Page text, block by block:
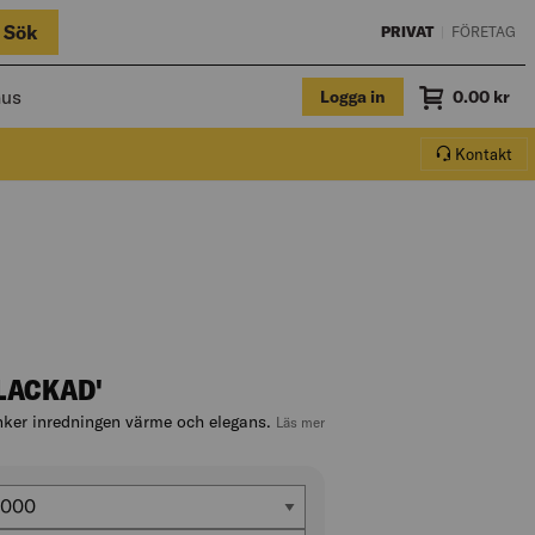
Sök PRIVAT FÖRETAG
Logga in Varukorg.
Summa
0.00 kr
Kontakt
inredningen värme och elegans. Läs mer
(mm)